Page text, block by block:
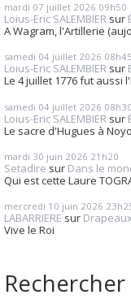
mardi 07 juillet 2026 09h50
Loius-Eric SALEMBIER sur
A Wagram, l'Artillerie
samedi 04 juillet 2026 08h45
Loius-Eric SALEMBIER sur
Le 4 juillet 1776 fut aussi
samedi 04 juillet 2026 08h30
Loius-Eric SALEMBIER sur
Le sacre d'Hugues à
mardi 30 juin 2026 21h20
Setadire sur Dans le
Qui est cette Laure
mercredi 10 juin 2026
LABARRIERE sur
Vive le Roi
Rechercher